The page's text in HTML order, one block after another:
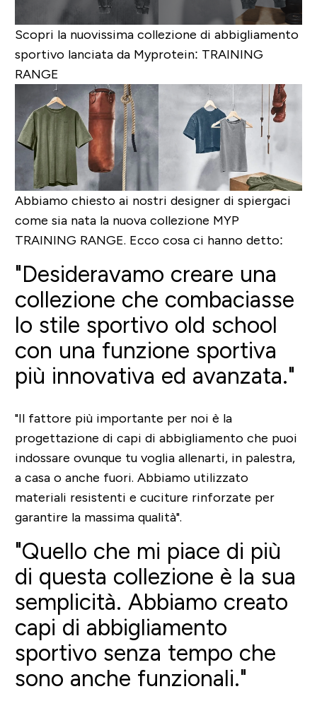
Scopri la nuovissima collezione di abbigliamento
sportivo lanciata da Myprotein: TRAINING
RANGE
Abbiamo chiesto ai nostri designer di spiergaci
come sia nata la nuova collezione MYP
TRAINING RANGE. Ecco cosa ci hanno detto:
"Desideravamo creare una
collezione che combaciasse
lo stile sportivo old school
con una funzione sportiva
più innovativa ed avanzata."
"Il fattore più importante per noi è la
progettazione di capi di abbigliamento che puoi
indossare ovunque tu voglia allenarti, in palestra,
a casa o anche fuori. Abbiamo utilizzato
materiali resistenti e cuciture rinforzate per
garantire la massima qualità".
"Quello che mi piace di più
di questa collezione è la sua
semplicità. Abbiamo creato
capi di abbigliamento
sportivo senza tempo che
sono anche funzionali."